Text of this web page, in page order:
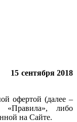
2018
офертой (далее –
«Правила», либо
на Сайте.